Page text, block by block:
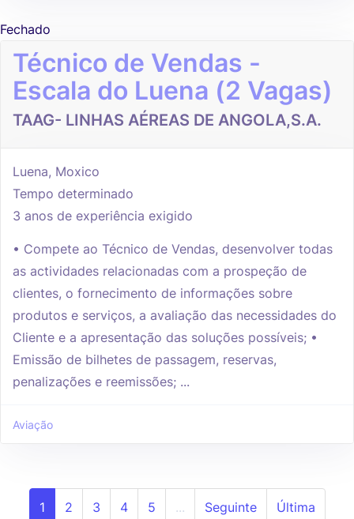
Fechado
Técnico de Vendas -
Escala do Luena (2 Vagas)
TAAG- LINHAS AÉREAS DE ANGOLA,S.A.
Luena, Moxico
Tempo determinado
3 anos de experiência exigido
• Compete ao Técnico de Vendas, desenvolver todas
as actividades relacionadas com a prospeção de
clientes, o fornecimento de informações sobre
produtos e serviços, a avaliação das necessidades do
Cliente e a apresentação das soluções possíveis; •
Emissão de bilhetes de passagem, reservas,
penalizações e reemissões; ...
Aviação
1 2 3 4 5 ... Seguinte Última